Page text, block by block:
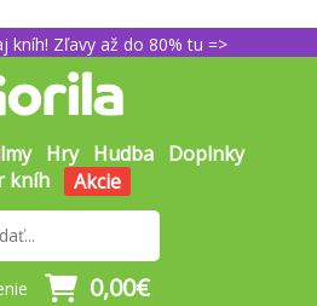
kníh! Zľavy až do 80% tu =>
Hry Hudba Doplnky
kníh
Akcie
0,00€